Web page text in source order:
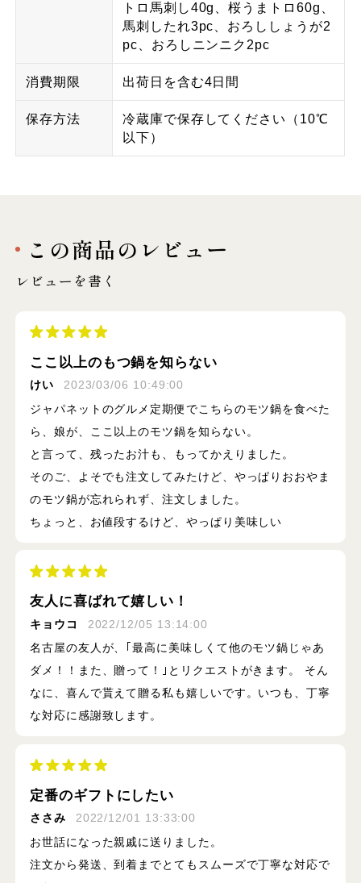
トロ馬刺し40g、桜うまトロ60g、
馬刺したれ3pc、おろししょうが2
pc、おろしニンニク2pc
消費期限 出荷日を含む4日間
保存方法
冷蔵庫で保存してください（10℃
以下）
この商品のレビュー
レビューを書く
ここ以上のもつ鍋を知らない
けい
2023/03/06 10:49:00
ジャパネットのグルメ定期便でこちらのモツ鍋を食べた
ら、娘が、ここ以上のモツ鍋を知らない。
と言って、残ったお汁も、もってかえりました。
そのご、よそでも注文してみたけど、やっぱりおおやま
のモツ鍋が忘れられず、注文しました。
ちょっと、お値段するけど、やっぱり美味しい
友人に喜ばれて嬉しい！
キョウコ
2022/12/05 13:14:00
名古屋の友人が、｢最高に美味しくて他のモツ鍋じゃあ
ダメ！！また、贈って！｣とリクエストがきます。 そん
なに、喜んで貰えて贈る私も嬉しいです。いつも、丁寧
な対応に感謝致します。
定番のギフトにしたい
ささみ
2022/12/01 13:33:00
お世話になった親戚に送りました。
注文から発送、到着までとてもスムーズで丁寧な対応で